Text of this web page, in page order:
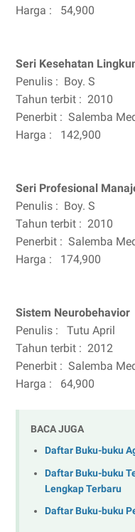
Harga :
54,900
Seri Kesehatan
Penulis : Boy. S
Tahun terbit : 2010
Penerbit : Salemba
Harga :
142,900
Seri Profesional
Penulis : Boy. S
Tahun terbit : 2010
Penerbit : Salemba
Harga :
174,900
Sistem Neurobehavior
Penulis :
Tutu April
Tahun terbit : 2012
Penerbit : Salemba
Harga :
64,900
BACA JUGA
Daftar Buku-buku
Daftar Buku-buku
Lengkap Terbaru
Daftar Buku-buku